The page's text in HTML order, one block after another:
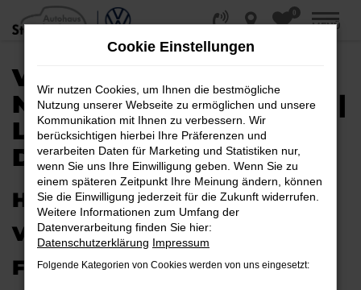
Zum
Hauptinhalt
0
MENÜ
VW TIGUAN EU-
NEUWAGEN / REIMPORT |
LIEFERSERVICE NACH
DORTMUND
HERAUSRAGENDE QUALITÄT:
VW TIGUAN EU-NEUWAGEN
FÜR DORTMUND
Cookie Einstellungen
Wir nutzen Cookies, um Ihnen die bestmögliche
Nutzung unserer Webseite zu ermöglichen und unsere
Kommunikation mit Ihnen zu verbessern. Wir
berücksichtigen hierbei Ihre Präferenzen und
verarbeiten Daten für Marketing und Statistiken nur,
wenn Sie uns Ihre Einwilligung geben. Wenn Sie zu
einem späteren Zeitpunkt Ihre Meinung ändern, können
Sie die Einwilligung jederzeit für die Zukunft widerrufen.
Weitere Informationen zum Umfang der
Datenverarbeitung finden Sie hier:
Datenschutzerklärung Impressum
Folgende Kategorien von Cookies werden von uns eingesetzt: